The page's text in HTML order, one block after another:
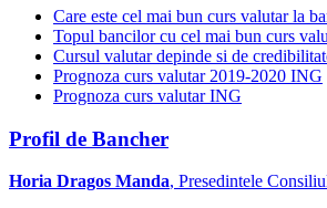
Care este cel mai bun curs valutar la
Topul bancilor cu cel mai bun curs
Cursul valutar depinde si de
Prognoza curs valutar 2019-2020 ING
Prognoza curs valutar ING
Profil de Bancher
Horia Dragos Manda, Presedintele